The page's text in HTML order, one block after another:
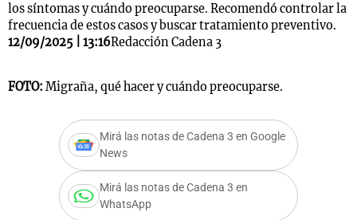
los síntomas y cuándo preocuparse. Recomendó controlar la
frecuencia de estos casos y buscar tratamiento preventivo.
12/09/2025 | 13:16Redacción Cadena 3
FOTO: Migraña, qué hacer y cuándo preocuparse.
Mirá las notas de Cadena 3 en Google
News
Mirá las notas de Cadena 3 en
WhatsApp